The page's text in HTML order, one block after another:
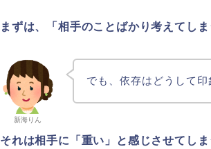
まずは、「相手のことばかり考えてし
新海りん
でも、依存はどうして
それは相手に「重い」と感じさせてしま